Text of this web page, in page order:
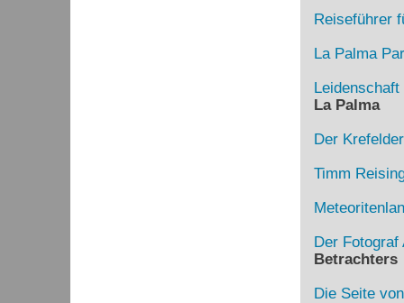
Reiseführer
La Palma
La Palma
Der
Timm
Der Fotograf
Betrachters
Die Seite